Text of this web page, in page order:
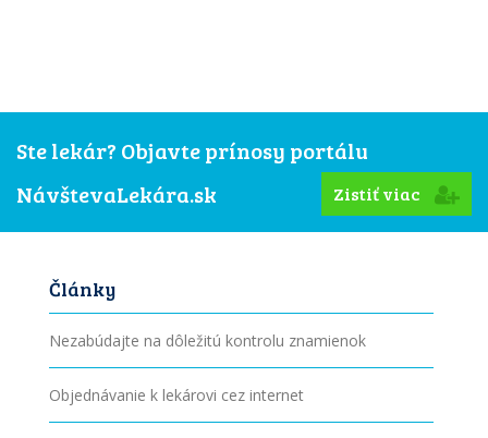
Ste lekár? Objavte prínosy portálu
NávštevaLekára.sk
Zistiť viac
Články
Nezabúdajte na dôležitú kontrolu znamienok
Objednávanie k lekárovi cez internet